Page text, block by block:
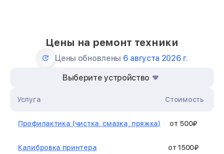
Цены на ремонт техники
Цены обновлены 6 августа 2026 г.
Выберите устройство
Услуга Стоимость
Профилактика (чистка, смазка, пряжка) от 500₽
Калибровка принтера от 1500₽